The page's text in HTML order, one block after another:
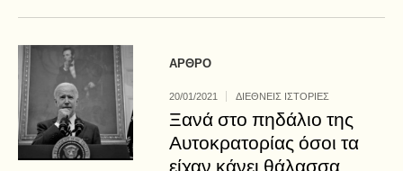
ΑΡΘΡΟ
20/01/2021 ΔΙΕΘΝΕΙΣ ΙΣΤΟΡΙΕΣ
Ξανά στο πηδάλιο της
Αυτοκρατορίας όσοι τα
είχαν κάνει θάλασσα